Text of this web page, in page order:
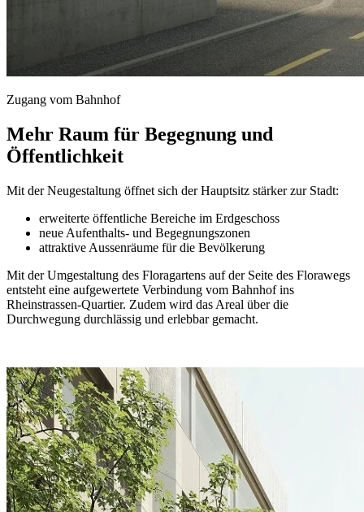
Zugang vom Bahnhof
Mehr Raum für Begegnung und
Öffentlichkeit
Mit der Neugestaltung öffnet sich der Hauptsitz stärker zur Stadt:
erweiterte öffentliche Bereiche im Erdgeschoss
neue Aufenthalts- und Begegnungszonen
attraktive Aussenräume für die Bevölkerung
Mit der Umgestaltung des Floragartens auf der Seite des Florawegs
entsteht eine aufgewertete Verbindung vom Bahnhof ins
Rheinstrassen-Quartier. Zudem wird das Areal über die
Durchwegung durchlässig und erlebbar gemacht.